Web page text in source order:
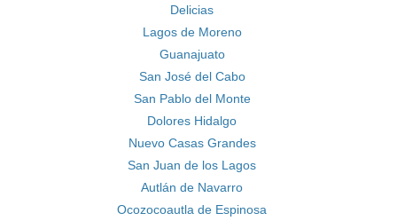
Delicias
Lagos de Moreno
Guanajuato
San José del Cabo
San Pablo del Monte
Dolores Hidalgo
Nuevo Casas Grandes
San Juan de los Lagos
Autlán de Navarro
Ocozocoautla de Espinosa